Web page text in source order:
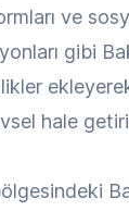
ve
gibi
hale